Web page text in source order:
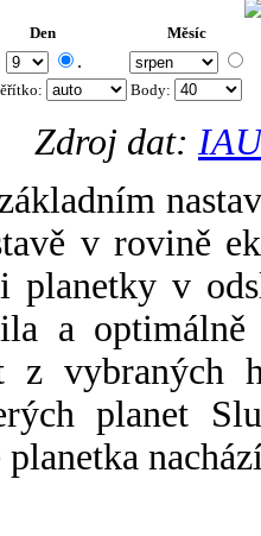
Den Měsíc
.
Body:
Zdroj dat:
v rovině
planetky v
a
z vybraných
planet
planetka